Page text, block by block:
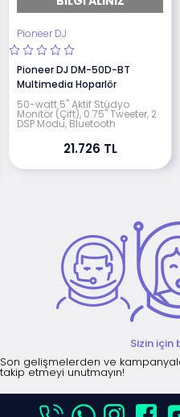
Pioneer DJ
Pioneer DJ DM-50D-BT
Multimedia Hoparlör
50-watt 5" Aktif Stüdyo
Monitör (Çift), 0.75" Tweeter, 2
DSP Modu, Bluetooth
21.726 TL
Sizin için
Son gelişmelerden ve
takip etmeyi unutmayın!